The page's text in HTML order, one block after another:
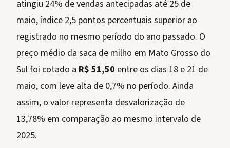
atingiu 24% de vendas antecipadas até 25 de
maio, índice 2,5 pontos percentuais superior ao
registrado no mesmo período do ano passado. O
preço médio da saca de milho em Mato Grosso do
Sul foi cotado a R$ 51,50 entre os dias 18 e 21 de
maio, com leve alta de 0,7% no período. Ainda
assim, o valor representa desvalorização de
13,78% em comparação ao mesmo intervalo de
2025.